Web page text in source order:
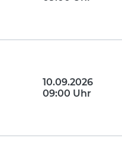
10.09.2026
09:00 Uhr